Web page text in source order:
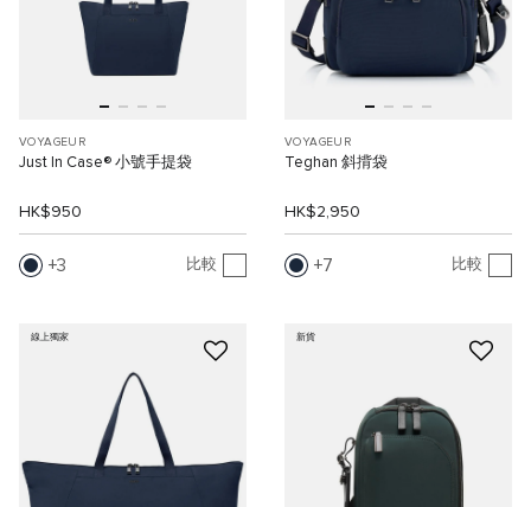
VOYAGEUR
Just In Case® 小號手提袋
HK$950
3 比較
VOYAGEUR
Teghan 斜揹袋
HK$2,950
7 比較
線上獨家 新貨